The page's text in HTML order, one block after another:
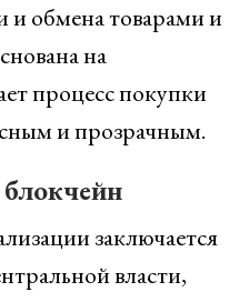
и обмена товарами и
на
процесс покупки
и прозрачным.
заключается
власти,